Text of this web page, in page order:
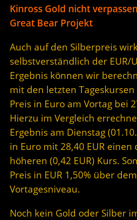
Kinross Gold nicht
Great Bear Projekt
Auch auf den Silberpreis
selbstverständlich der EUR/
Ergebnis können wir
mit den letzten
Preis in Euro am Vortag bei
Hierzu im Vergleich
Ergebnis am Dienstag
in Euro mit 28,40 EUR einen
höheren (0,42 EUR) Kurs.
Preis in EUR 1,50% über dem
Vortagesniveau.
Noch kein Gold oder Silber